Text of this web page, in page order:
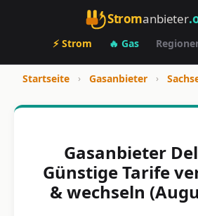
Stromanbieter
⚡ Strom 🔥 Gas
Startseite › Gasanbieter ›
Gasanbieter
Günstige Tarife
& wechseln